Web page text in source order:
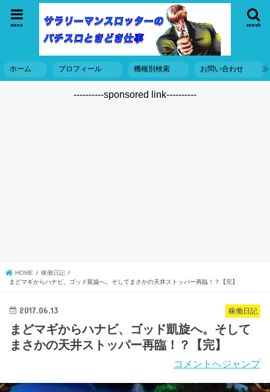
search
menu
ホーム プロフィール 機種別検索 お問い合わせ
----------sponsored link----------
HOME
稼働日記
まどマギからハナビ、ゴッド凱旋へ。そしてまさかの天井ストッパー再臨！？【完】
稼働日記
2017.06.13
まどマギからハナビ、ゴッド凱旋へ。そして
まさかの天井ストッパー再臨！？【完】
コメントへジャンプ